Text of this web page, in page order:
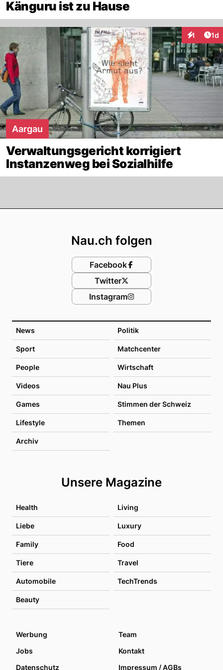
Känguru ist zu Hause
1 1d
Aargau
Verwaltungsgericht korrigiert
Instanzenweg bei Sozialhilfe
News Politik
Sport Matchcenter
People Wirtschaft
Videos Nau Plus
Games Stimmen der Schweiz
Lifestyle Themen
Archiv
Unsere Magazine
Health Living
Liebe Luxury
Family Food
Tiere Travel
Automobile TechTrends
Beauty
Nau.ch folgen
Facebook
Twitter
Instagram
Werbung
Team
Jobs
Kontakt
Datenschutz
Impressum / AGBs